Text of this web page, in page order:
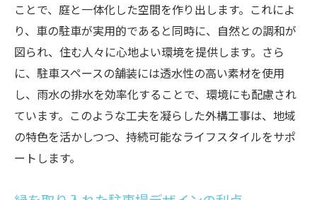
ことで、庭と一体化した空間を作り出します。これによ
り、車の駐車が実用的であると同時に、自然との調和が
図られ、住む人々に心地よい環境を提供します。さら
に、駐車スペースの舗装には透水性の高い素材を使用
し、雨水の排水を効率化することで、環境にも配慮され
ています。このような工夫を凝らした外構工事は、地域
の特色を活かしつつ、持続可能なライフスタイルをサポ
ートします。